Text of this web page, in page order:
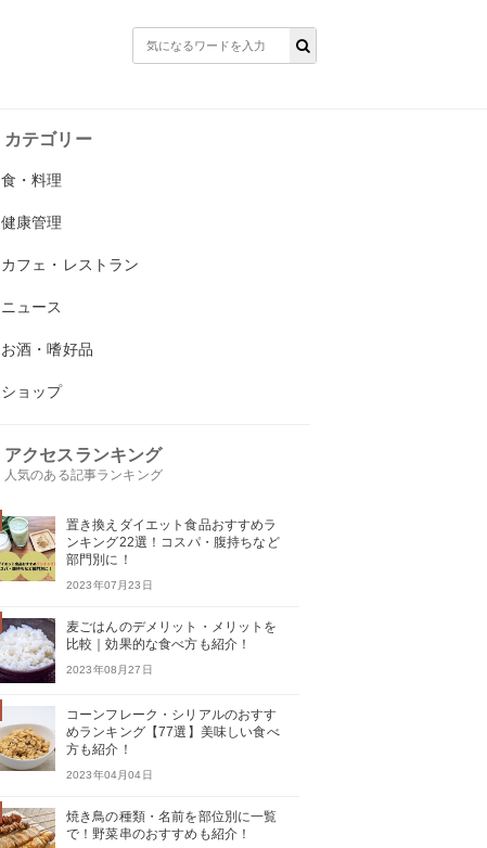
カテゴリー
食・料理
健康管理
カフェ・レストラン
ニュース
お酒・嗜好品
ショップ
アクセスランキング
人気のある記事ランキング
置き換えダイエット食品おすすめラ
ンキング22選！コスパ・腹持ちなど
部門別に！
2023年07月23日
麦ごはんのデメリット・メリットを
比較｜効果的な食べ方も紹介！
2023年08月27日
コーンフレーク・シリアルのおすす
めランキング【77選】美味しい食べ
方も紹介！
2023年04月04日
焼き鳥の種類・名前を部位別に一覧
で！野菜串のおすすめも紹介！